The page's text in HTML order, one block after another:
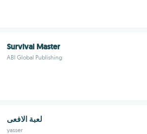
Survival Master
ABI Global Publishing
لعبة الافعى
yasser